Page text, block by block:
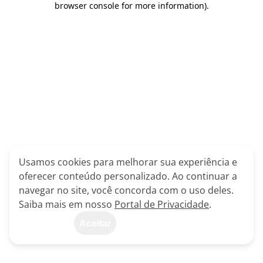
browser console for more information).
Usamos cookies para melhorar sua experiência e
oferecer conteúdo personalizado. Ao continuar a
navegar no site, você concorda com o uso deles.
Saiba mais em nosso Portal de Privacidade.